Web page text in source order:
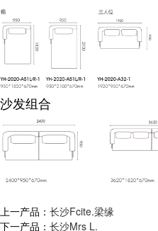
沙发组合
上一产品： 长沙Fcite.梁缘
下一产品： 长沙Mrs L.